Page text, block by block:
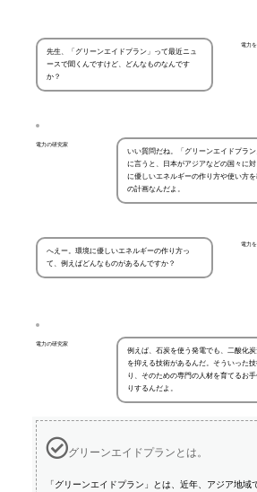
電力
先生、「グリーンエイドプラン」って最近ニュ
ースで聞くんですけど、どんなものなんです
か？
電力の研究家
いい質問だね。「グリーンエイドプラ
に言うと、日本がアジアなどの国々に
に優しいエネルギーの作り方や使い方
の計画なんだよ。
電力
へえー。環境に優しいエネルギーの作り方っ
て、例えばどんなものがあるんですか？
電力の研究家
例えば、石炭を使う発電でも、二酸化
を抑える技術があるんだ。そういった
り、そのための専門の人材を育てるお
りするんだよ。
グリーンエイドプランとは。
「グリーンエイドプラン」とは、近年、アジア地域